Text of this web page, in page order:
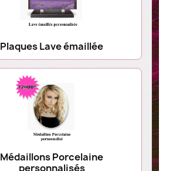
Plaques Lave émaillée
Médaillons Porcelaine
personnalisés